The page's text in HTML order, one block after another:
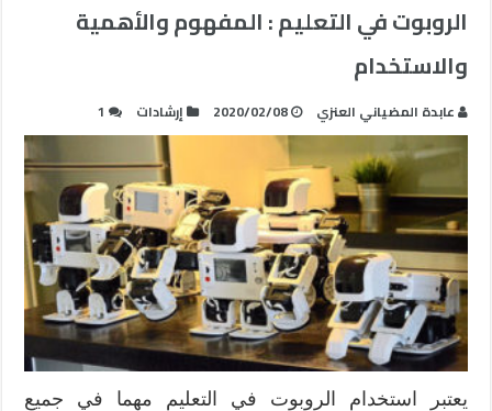
الروبوت في التعليم : المفهوم والأهمية
والاستخدام
عابدة المضياني العنزي 2020/02/08 إرشادات 1
يعتبر استخدام الروبوت في التعليم مهما في جميع